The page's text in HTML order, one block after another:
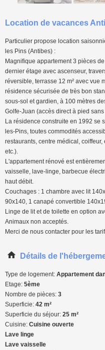
Location de vacances
Particulier propose location
les Pins (Antibes) :
Magnifique appartement 3 pièces
dernier étage avec ascenseur,
réversible, terrasse 12 m² avec vue
résidence sécurisée de très bon
sous-sol et gardien, à 100 mètres
Golfe-Juan (accès direct à pied sans
La résidence construite en 1992 se
les-Pins, toutes commodités
restaurants, centre médical,
etc.).
L'appartement rénové est
vaisselle, lave-linge, barbecue
haut débit.
Couchages : 1 chambre avec lit
90x140, 1 canapé convertible
Linge de lit et de toilette en option
Animaux non acceptés.
Merci de nous contacter pour les
Détails de
Type de logement: Appartement
Etage: 5ème
Nombre de pièces: 3
Superficie: 42 m²
Superficie du séjour: 25 m²
Cuisine: Cuisine ouverte
Lave linge
Lave vaisselle